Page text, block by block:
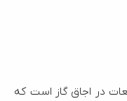
یکی از مهم‌ترین قطعات در اجاق گاز است که